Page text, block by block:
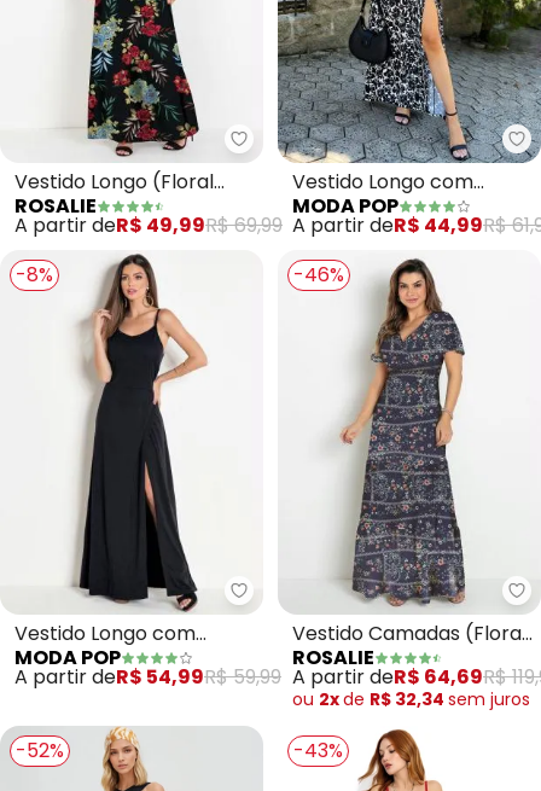
Rosalie - Vestido
Vestido Longo (Floral
Preto)
ROSALIE
A partir deR$ 49,99R$ 69,99
Vestido Longo com
Fenda (Floral Preto e
Branco)
MODA POP
A partir deR$ 44,99R$
-8%
Moda Pop - Vestido Longo
Vestido Longo com
Fenda (Preta)
MODA POP
A partir deR$ 54,99R$ 59,99
-46%
Vestido Camadas (Floral
Marinho)
ROSALIE
A partir deR$ 64,69R$
ou 2xde R$ 32,34 sem juros
-52% -43%